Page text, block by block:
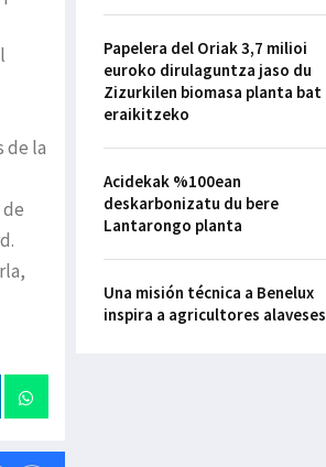
de la
Papelera del Oriak 3,7 milioi
euroko dirulaguntza jaso du
Zizurkilen biomasa planta bat
eraikitzeko
Acidekak %100ean
deskarbonizatu du bere
Lantarongo planta
Una misión técnica a Benelux
inspira a agricultores alaveses